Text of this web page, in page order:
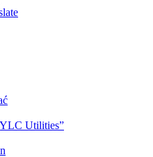
Utilities”